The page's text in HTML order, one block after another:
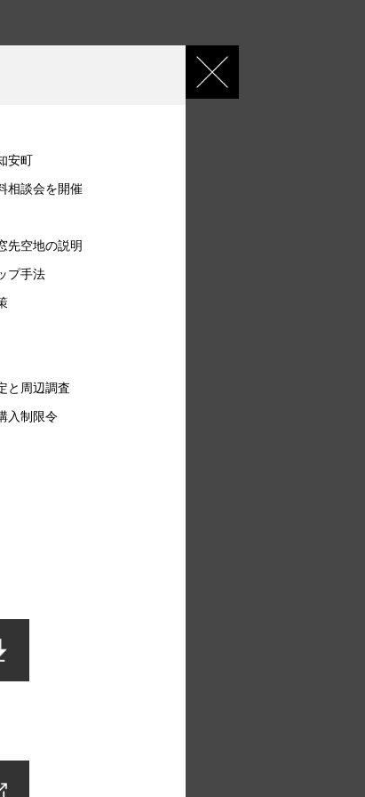
安町
相談会を開催
先空地の説明
プ手法
と周辺調査
入制限令